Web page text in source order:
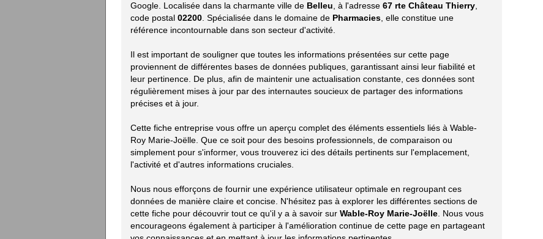
Google. Localisée dans la charmante ville de Belleu , à l'adresse 67 rte Château Thierry
code postal 02200 . Spécialisée dans le domaine de Pharmacies , elle constitue une
référence incontournable dans son secteur d'activité.
Il est important de souligner que toutes les informations présentées sur cette page
proviennent de différentes bases de données publiques, garantissant ainsi leur fiabilité et
leur pertinence. De plus, afin de maintenir une actualisation constante, ces données sont
régulièrement mises à jour par des internautes soucieux de partager des informations
précises et à jour.
Cette fiche entreprise vous offre un aperçu complet des éléments essentiels liés à Wable-
Roy Marie-Joëlle. Que ce soit pour des besoins professionnels, de comparaison ou
simplement pour s'informer, vous trouverez ici des détails pertinents sur l'emplacement,
l'activité et d'autres informations cruciales.
Nous nous efforçons de fournir une expérience utilisateur optimale en regroupant ces
données de manière claire et concise. N'hésitez pas à explorer les différentes sections de
cette fiche pour découvrir tout ce qu'il y a à savoir sur Wable-Roy Marie-Joëlle . Nous vous
encourageons également à participer à l'amélioration continue de cette page en partageant